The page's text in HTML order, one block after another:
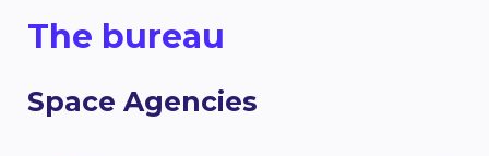
The bureau
Space Agencies